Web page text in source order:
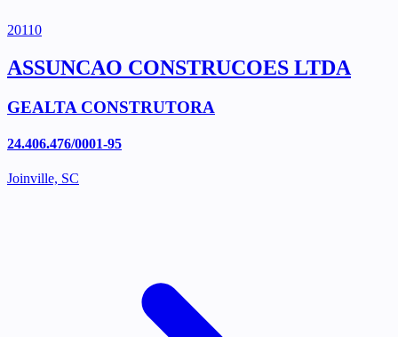
20110
ASSUNCAO CONSTRUCOES LTDA
GEALTA CONSTRUTORA
24.406.476/0001-95
Joinville, SC